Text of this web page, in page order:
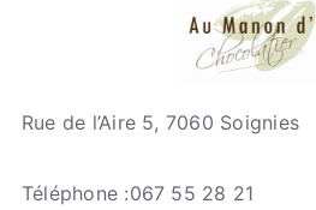
Rue de l’Aire 5, 7060 Soignies
Téléphone :067 55 28 21